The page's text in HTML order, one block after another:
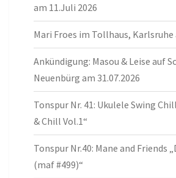
am 11.Juli 2026
Mari Froes im Tollhaus, Karlsruhe
Ankündigung: Masou & Leise auf
Neuenbürg am 31.07.2026
Tonspur Nr. 41: Ukulele Swing
& Chill Vol.1“
Tonspur Nr.40: Mane and Friends
(maf #499)“